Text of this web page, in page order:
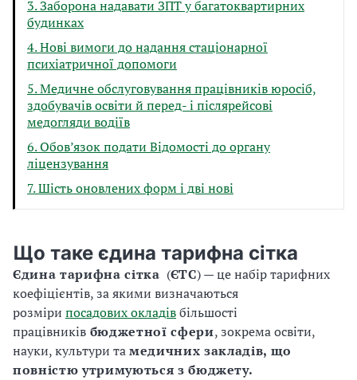
3. Заборона надавати ЗПТ у багатоквартирних
будинках
4. Нові вимоги до надання стаціонарної
психіатричної допомоги
5. Медичне обслуговування працівників юросіб,
здобувачів освіти й перед- і післярейсові
медогляди водіїв
6. Обов’язок подати Відомості до органу
ліцензування
7. Шість оновлених форм і дві нові
Що таке єдина тарифна сітка
Єдина тарифна сітка (ЄТС) — це набір тарифних
коефіцієнтів, за якими визначаються
розміри посадових окладівбільшості
працівників бюджетної сфери, зокрема освіти,
науки, культури тамедичних закладів, що
повністю утримуються збюджету.